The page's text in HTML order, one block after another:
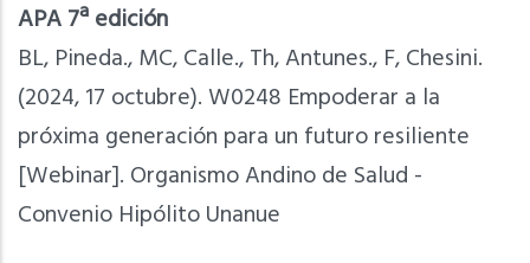
APA 7ª edición
BL, Pineda., MC, Calle., Th, Antunes., F, Chesini.
(2024, 17 octubre). W0248 Empoderar a la
próxima generación para un futuro resiliente
[Webinar]. Organismo Andino de Salud -
Convenio Hipólito Unanue